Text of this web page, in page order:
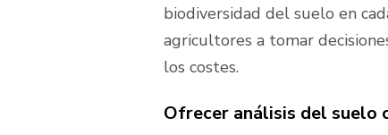
biodiversidad del suelo en
agricultores a tomar
los costes.
Ofrecer análisis del suelo